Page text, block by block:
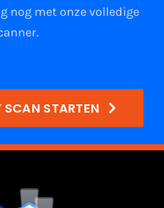
nog met onze volledige
.
SCAN STARTEN